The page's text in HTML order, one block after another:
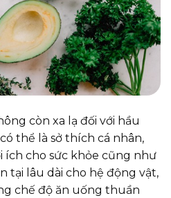
còn xa lạ đối với hầu
thể là sở thích cá nhân,
ích cho sức khỏe cũng như
tại lâu dài cho hệ động vật,
chế độ ăn uống thuần